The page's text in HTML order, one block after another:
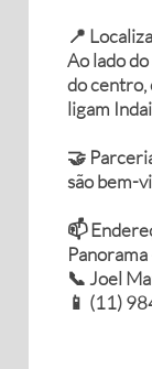
📍
Ao lado
do centro,
ligam
🤝
são bem-
📫
📞 Joel
📱 (11)